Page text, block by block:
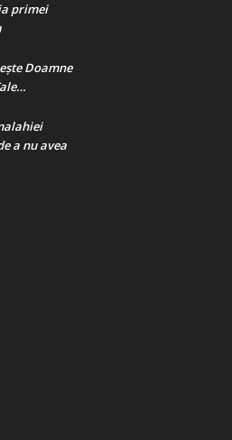
primei
Doamne
a nu avea